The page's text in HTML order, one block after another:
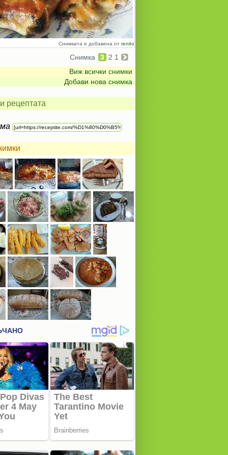
Снимката е добавена от renito
Снимка 3 2 1
Виж всички снимки
Добави нова снимка
рецептата